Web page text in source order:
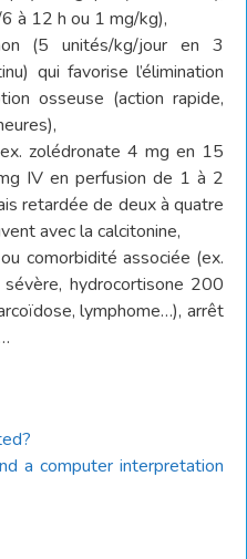
à 12 h ou 1 mg/kg),
(5 unités/kg/jour en 3
qui favorise l’élimination
osseuse (action rapide,
zolédronate 4 mg en 15
IV en perfusion de 1 à 2
retardée de deux à quatre
avec la calcitonine,
comorbidité associée (ex.
hydrocortisone 200
lymphome…), arrêt
a computer interpretation